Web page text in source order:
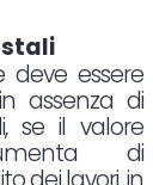
deve essere
assenza di
se il valore
di